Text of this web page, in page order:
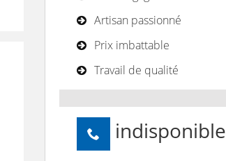
Artisan passionné
Prix imbattable
Travail de qualité
indisponible